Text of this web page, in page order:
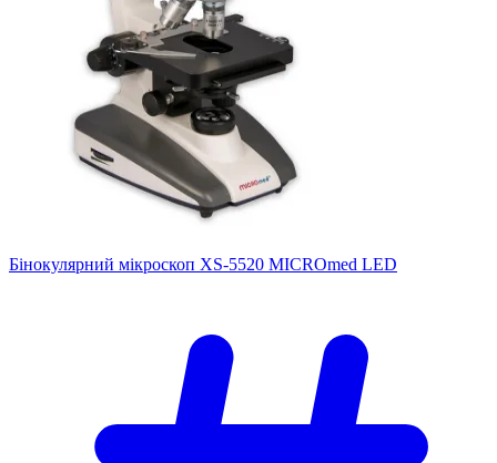
Бінокулярний мікроскоп XS-5520 MICROmed LED